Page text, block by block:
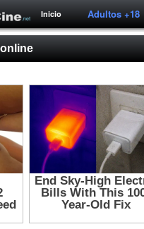
Inicio Adultos +18